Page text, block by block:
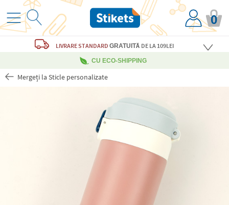
0
LIVRARE STANDARD GRATUITĂ DE LA 109LEI
CU ECO-SHIPPING
Mergeți la Sticle personalizate